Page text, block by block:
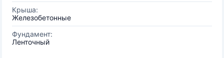
Крыша:
Железобетонные
Фундамент:
Ленточный